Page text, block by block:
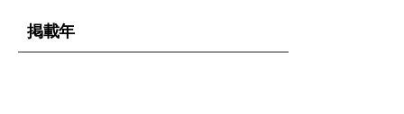
掲載年